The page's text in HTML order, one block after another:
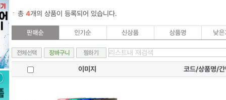
총 4개의 상품이 등록되어 있습니다.
이미지 코드/상품명/간